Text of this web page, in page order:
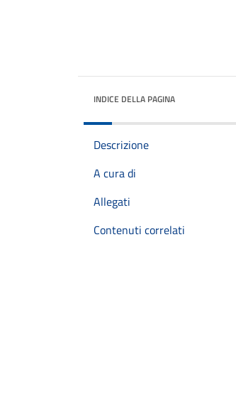
INDICE DELLA PAGINA
Descrizione
A cura di
Allegati
Contenuti correlati